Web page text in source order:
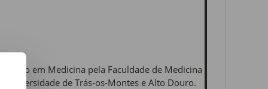
em Medicina pela Faculdade de Medicina
Universidade de Trás-os-Montes e Alto Douro.